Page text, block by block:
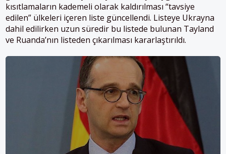
kısıtlamaların kademeli olarak kaldırılması “tavsiye
edilen” ülkeleri içeren liste güncellendi. Listeye Ukrayna
dahil edilirken uzun süredir bu listede bulunan Tayland
ve Ruanda’nın listeden çıkarılması kararlaştırıldı.